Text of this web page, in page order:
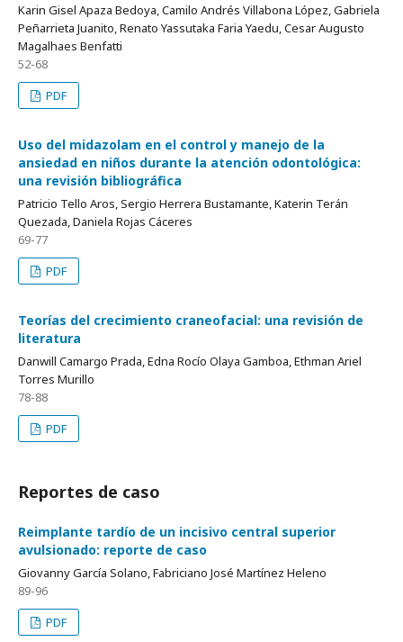
Karin Gisel Apaza Bedoya, Camilo Andrés Villabona López, Gabriela
Peñarrieta Juanito, Renato Yassutaka Faria Yaedu, Cesar Augusto
Magalhaes Benfatti
52-68
PDF
Uso del midazolam en el control y manejo de la
ansiedad en niños durante la atención odontológica:
una revisión bibliográfica
Patricio Tello Aros, Sergio Herrera Bustamante, Katerin Terán
Quezada, Daniela Rojas Cáceres
69-77
PDF
Teorías del crecimiento craneofacial: una revisión de
literatura
Danwill Camargo Prada, Edna Rocío Olaya Gamboa, Ethman Ariel
Torres Murillo
78-88
PDF
Reportes de caso
Reimplante tardío de un incisivo central superior
avulsionado: reporte de caso
Giovanny García Solano, Fabriciano José Martínez Heleno
89-96
PDF